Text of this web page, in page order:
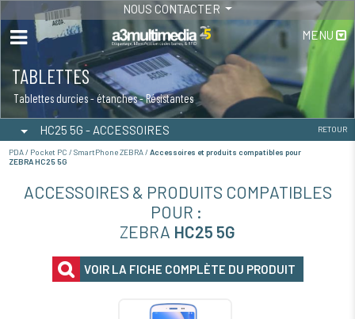
NOUS CONTACTER
MENU
TABLETTES
Tablettes durcies - étanches - Résistantes
HC25 5G - ACCESSOIRES RETOUR
PDA / Pocket PC / SmartPhone ZEBRA / Accessoires et produits compatibles pour
ZEBRA HC25 5G
ACCESSOIRES & PRODUITS COMPATIBLES
POUR :
ZEBRA HC25 5G
VOIR LA FICHE COMPLÈTE DU PRODUIT